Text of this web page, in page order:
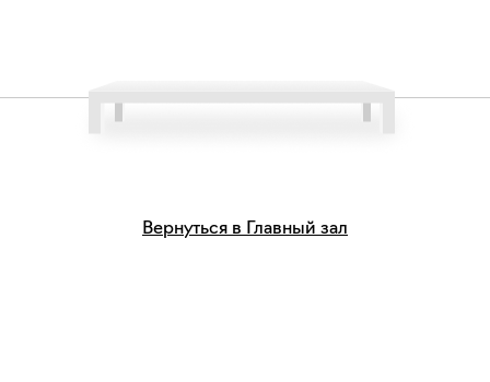
Вернуться в Главный зал